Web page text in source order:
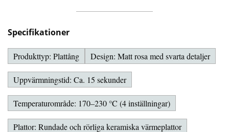
Specifikationer
Produkttyp: Plattång Design: Matt rosa med svarta detaljer
Uppvärmningstid: Ca. 15 sekunder
Temperaturområde: 170–230 °C (4 inställningar)
Plattor: Rundade och rörliga keramiska värmeplattor